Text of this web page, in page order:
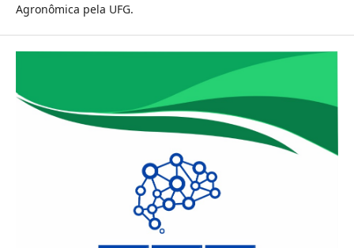
Agronômica pela UFG.